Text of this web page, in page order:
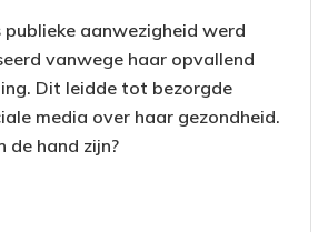
publieke aanwezigheid werd
vanwege haar opvallend
Dit leidde tot bezorgde
media over haar gezondheid.
de hand zijn?